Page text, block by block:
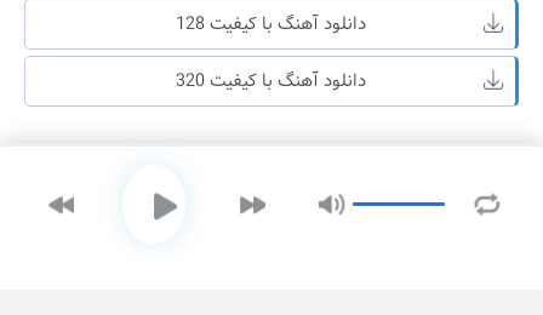
دانلود آهنگ با کیفیت 128
دانلود آهنگ با کیفیت 320